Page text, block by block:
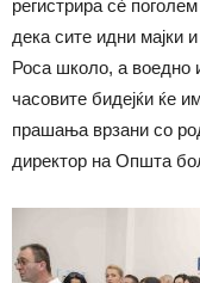
регистрира сѐ
дека сите идни мајки
Роса школо, а воедно
часовите бидејќи ќе
прашања врзани со
директор на Општа